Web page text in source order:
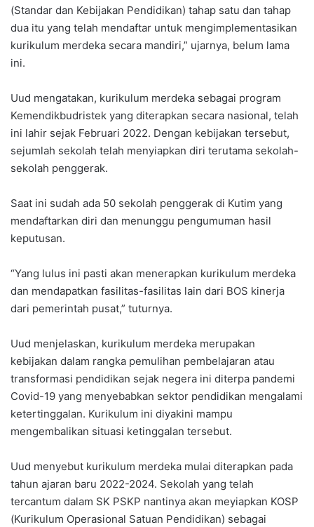
(Standar dan Kebijakan Pendidikan) tahap satu dan tahap
dua itu yang telah mendaftar untuk mengimplementasikan
kurikulum merdeka secara mandiri,” ujarnya, belum lama
ini.
Uud mengatakan, kurikulum merdeka sebagai program
Kemendikbudristek yang diterapkan secara nasional, telah
ini lahir sejak Februari 2022. Dengan kebijakan tersebut,
sejumlah sekolah telah menyiapkan diri terutama sekolah-
sekolah penggerak.
Saat ini sudah ada 50 sekolah penggerak di Kutim yang
mendaftarkan diri dan menunggu pengumuman hasil
keputusan.
“Yang lulus ini pasti akan menerapkan kurikulum merdeka
dan mendapatkan fasilitas-fasilitas lain dari BOS kinerja
dari pemerintah pusat,” tuturnya.
Uud menjelaskan, kurikulum merdeka merupakan
kebijakan dalam rangka pemulihan pembelajaran atau
transformasi pendidikan sejak negera ini diterpa pandemi
Covid-19 yang menyebabkan sektor pendidikan mengalami
ketertinggalan. Kurikulum ini diyakini mampu
mengembalikan situasi ketinggalan tersebut.
Uud menyebut kurikulum merdeka mulai diterapkan pada
tahun ajaran baru 2022-2024. Sekolah yang telah
tercantum dalam SK PSKP nantinya akan meyiapkan KOSP
(Kurikulum Operasional Satuan Pendidikan) sebagai